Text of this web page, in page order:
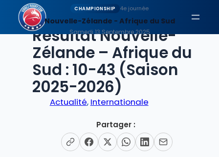
contenu
EN DIRECT
Résultat Nouvelle-
Zélande – Afrique du
Sud : 10-43 (Saison
2025-2026)
Actualité, Internationale
Partager :
CHAMPIONSHIP 4e journée
Nouvelle-Zélande - Afrique du Sud
Samedi 13 Septembre 2025